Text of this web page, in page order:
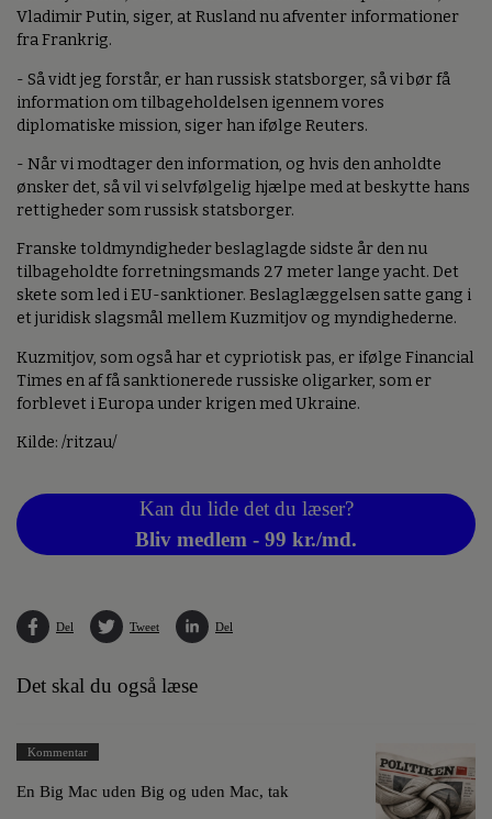
Vladimir Putin, siger, at Rusland nu afventer informationer
fra Frankrig.
- Så vidt jeg forstår, er han russisk statsborger, så vi bør få
information om tilbageholdelsen igennem vores
diplomatiske mission, siger han ifølge Reuters.
- Når vi modtager den information, og hvis den anholdte
ønsker det, så vil vi selvfølgelig hjælpe med at beskytte hans
rettigheder som russisk statsborger.
Franske toldmyndigheder beslaglagde sidste år den nu
tilbageholdte forretningsmands 27 meter lange yacht. Det
skete som led i EU-sanktioner. Beslaglæggelsen satte gang i
et juridisk slagsmål mellem Kuzmitjov og myndighederne.
Kuzmitjov, som også har et cypriotisk pas, er ifølge Financial
Times en af få sanktionerede russiske oligarker, som er
forblevet i Europa under krigen med Ukraine.
Kilde: /ritzau/
Kan du lide det du læser?
Bliv medlem - 99 kr./md.
Del Tweet Del
Det skal du også læse
Kommentar
En Big Mac uden Big og uden Mac, tak